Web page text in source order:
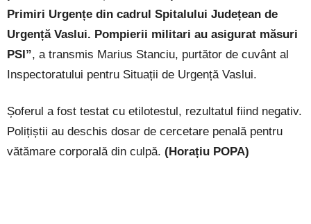
Primiri Urgențe din cadrul Spitalului Județean de
Urgență Vaslui. Pompierii militari au asigurat măsuri
PSI”, a transmis Marius Stanciu, purtător de cuvânt al
Inspectoratului pentru Situații de Urgență Vaslui.
Șoferul a fost testat cu etilotestul, rezultatul fiind negativ.
Polițiștii au deschis dosar de cercetare penală pentru
vătămare corporală din culpă. (Horațiu POPA)